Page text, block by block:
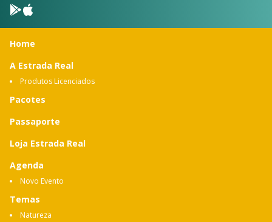
Home
A Estrada Real
Produtos Licenciados
Pacotes
Passaporte
Loja Estrada Real
Agenda
Novo Evento
Temas
Natureza